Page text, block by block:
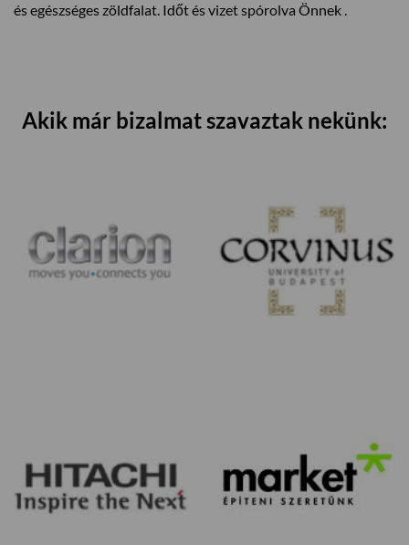
és egészséges zöldfalat. Időt és vizet spórolva Önnek .
Akik már bizalmat szavaztak nekünk: